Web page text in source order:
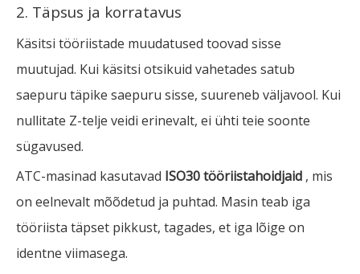
2. Täpsus ja korratavus
Käsitsi tööriistade muudatused toovad sisse
muutujad. Kui käsitsi otsikuid vahetades satub
saepuru täpike saepuru sisse, suureneb väljavool. Kui
nullitate Z-telje veidi erinevalt, ei ühti teie soonte
sügavused.
ATC-masinad kasutavad ISO30 tööriistahoidjaid , mis
on eelnevalt mõõdetud ja puhtad. Masin teab iga
tööriista täpset pikkust, tagades, et iga lõige on
identne viimasega.